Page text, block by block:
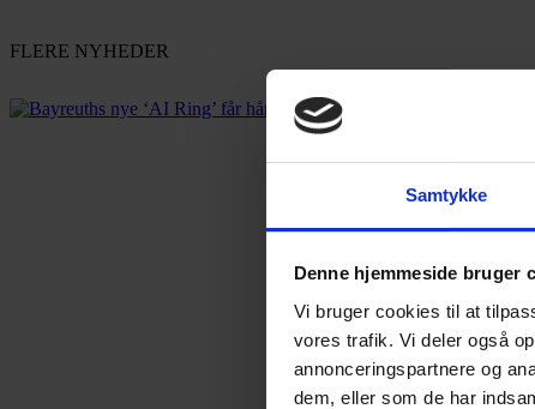
Samtykke
Denne hjemmeside bruger
Vi bruger cookies til at
vores trafik. Vi deler også
annonceringspartnere og
dem, eller som de har
FLERE NYHEDER